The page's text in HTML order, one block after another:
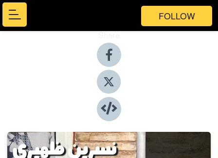
FOLLOW
Share